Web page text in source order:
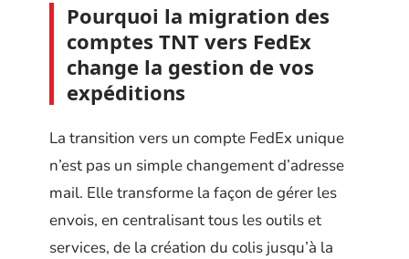
Pourquoi la migration des
comptes TNT vers FedEx
change la gestion de vos
expéditions
La transition vers un compte FedEx unique
n’est pas un simple changement d’adresse
mail. Elle transforme la façon de gérer les
envois, en centralisant tous les outils et
services, de la création du colis jusqu’à la